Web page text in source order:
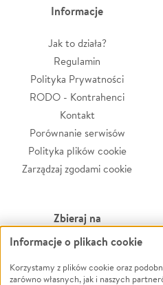
Informacje
Jak to działa?
Regulamin
Polityka Prywatności
RODO - Kontrahenci
Kontakt
Porównanie serwisów
Polityka plików cookie
Zarządzaj zgodami cookie
Zbieraj na
Leczenie
Zwierzęta
Informacje o plikach cookie
Korzystamy z plików cookie oraz
zarówno własnych, jak i naszych